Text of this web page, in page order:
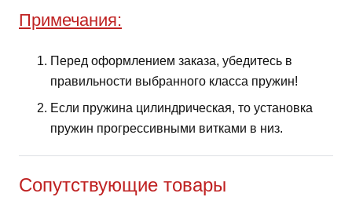
Примечания:
Перед оформлением заказа, убедитесь в
правильности выбранного класса пружин!
Если пружина цилиндрическая, то установка
пружин прогрессивными витками в низ.
Сопутствующие товары